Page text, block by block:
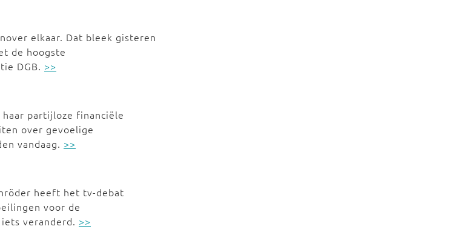
elkaar. Dat bleek gisteren
de hoogste
DGB. >>
partijloze financiële
over gevoelige
vandaag. >>
heeft het tv-debat
voor de
veranderd. >>